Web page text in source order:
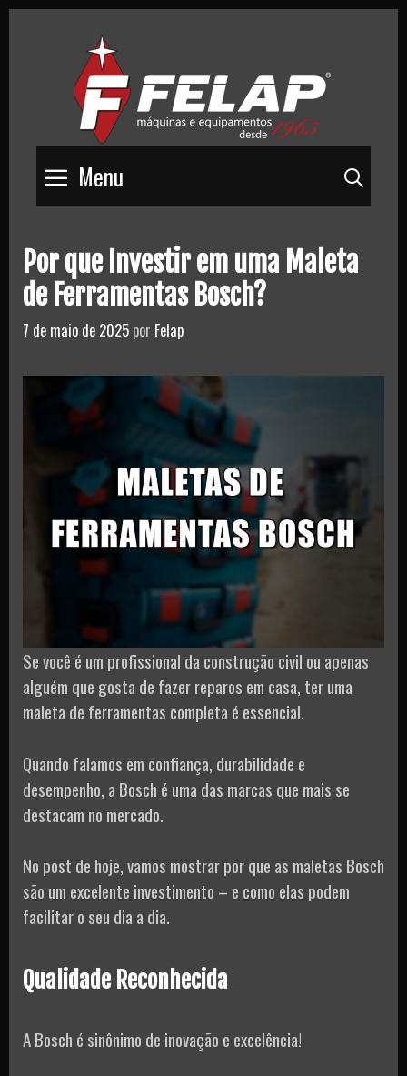
Menu
Por que Investir em uma Maleta
de Ferramentas Bosch?
7 de maio de 2025 por Felap
Se você é um profissional da construção civil ou apenas
alguém que gosta de fazer reparos em casa, ter uma
maleta de ferramentas completa é essencial.
Quando falamos em confiança, durabilidade e
desempenho, a Bosch é uma das marcas que mais se
destacam no mercado.
No post de hoje, vamos mostrar por que as maletas Bosch
são um excelente investimento – e como elas podem
facilitar o seu dia a dia.
Qualidade Reconhecida
A Bosch é sinônimo de inovação e excelência!